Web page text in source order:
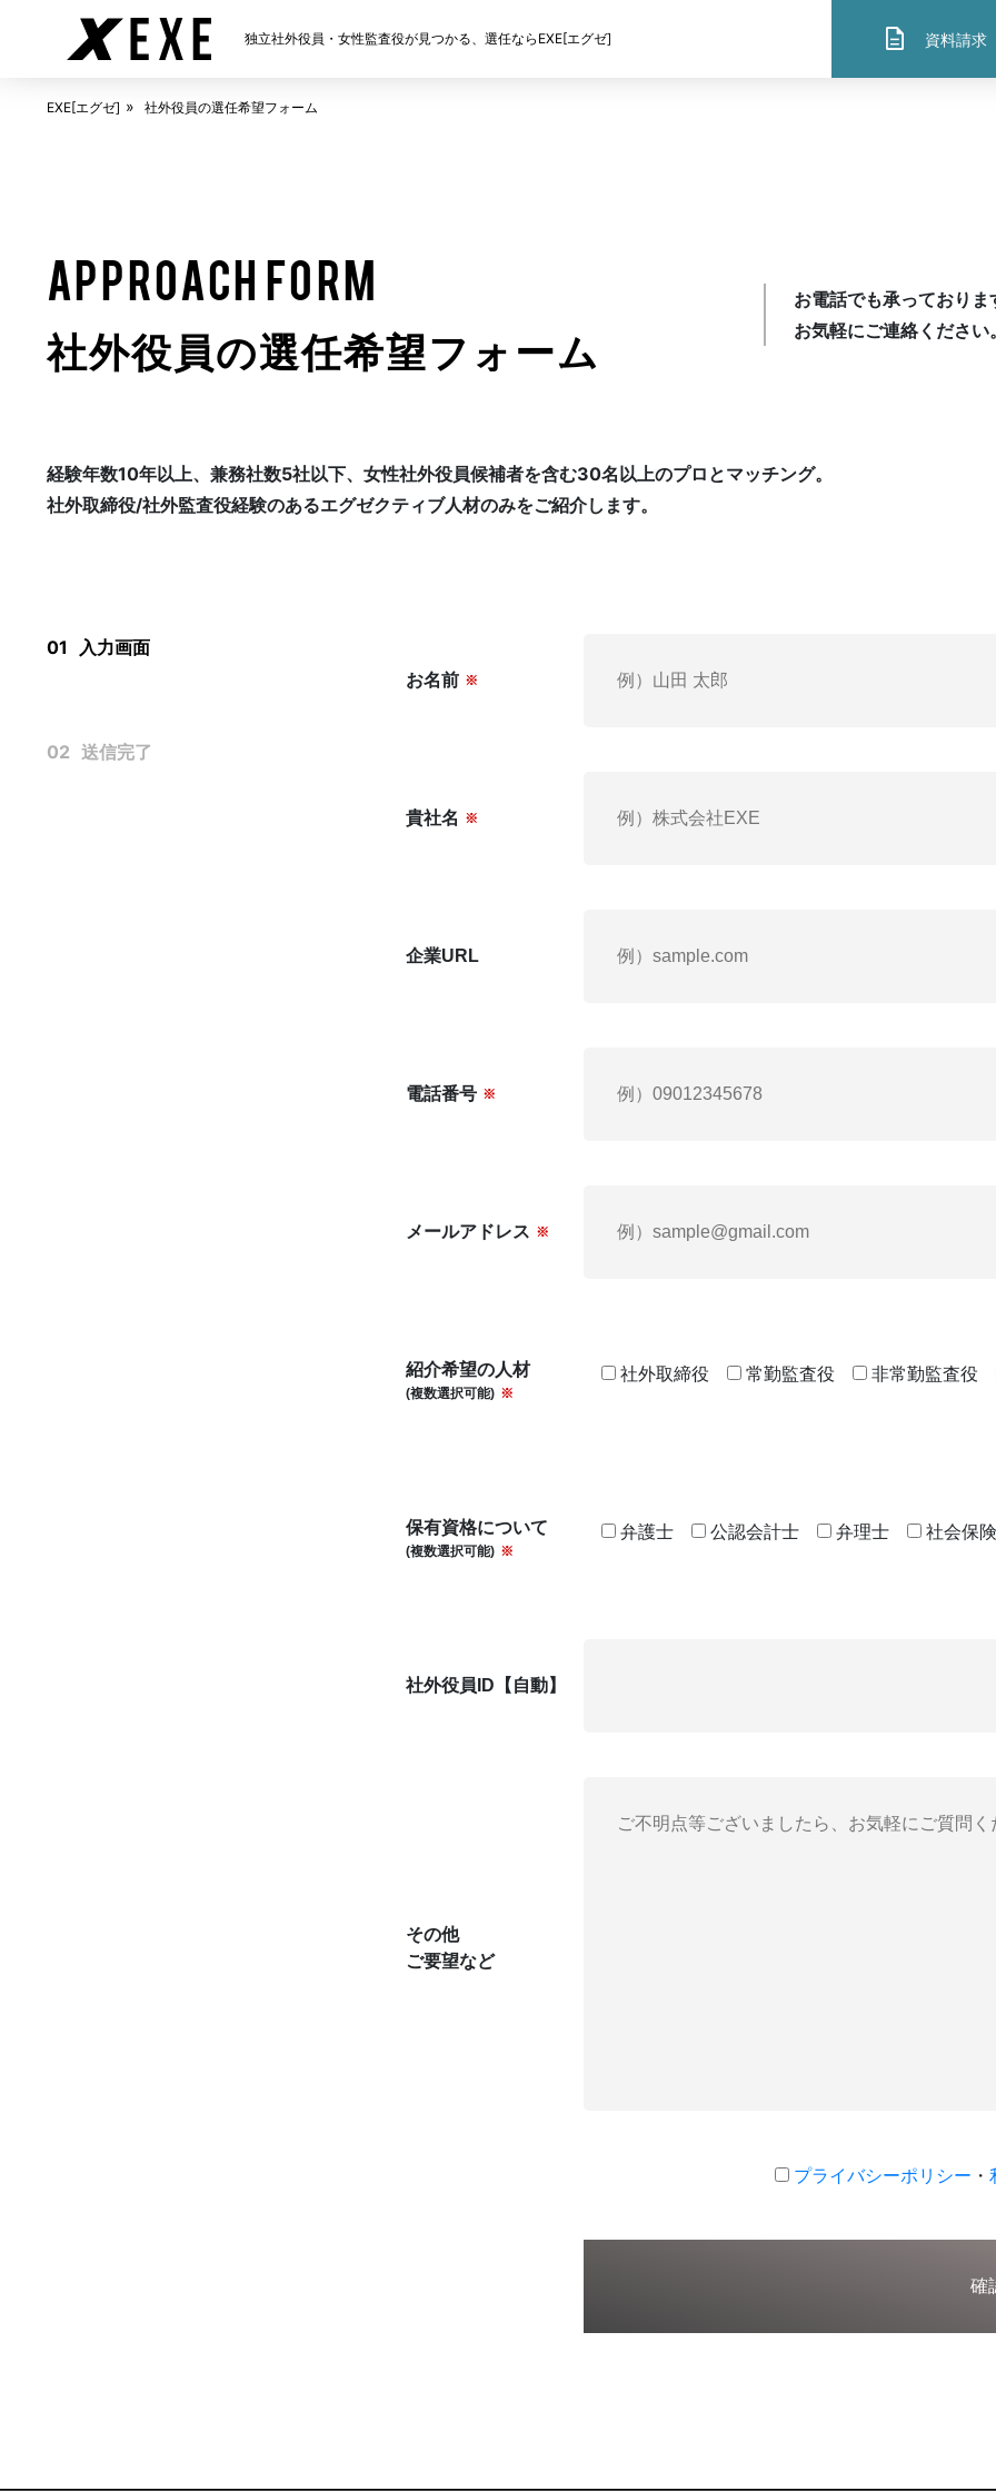
独立社外役員・女性監査役が見つかる、選任ならEXE[エグゼ] description 資料請求
ABOUT EXE[エグゼ]とは
FAQ よくある質問
社外役員×公認会計士
社外役員×女性
EXE[エグゼ] 社外役員の選任希望フォーム
APPROACH FORM
社外役員の選任希望フォーム
お電話でも承っておりま
お気軽にご連絡ください。
経験年数10年以上、兼務社数5社以下、女性社外役員候補者を含む30名以上のプロとマッチング。
社外取締役/社外監査役経験のあるエグゼクティブ人材のみをご紹介します。
お名前 ※
貴社名 ※
企業URL
電話番号 ※
メールアドレス ※
紹介希望の人材
(複数選択可能) ※
社外取締役 常勤監査役 非常勤監査役
保有資格について
(複数選択可能) ※
弁護士 公認会計士 弁理士 社会保
社外役員ID【自動】
その他
ご要望など
プライバシーポリシー ・
01 入力画面
02 送信完了